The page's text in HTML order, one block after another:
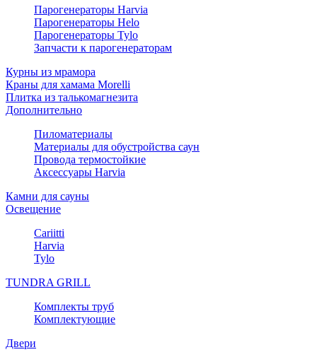
Парогенераторы Harvia
Парогенераторы Helo
Парогенераторы Tylo
Запчасти к парогенераторам
Курны из мрамора
Краны для хамама Morelli
Плитка из талькомагнезита
Дополнительно
Пиломатериалы
Материалы для обустройства саун
Провода термостойкие
Аксессуары Harvia
Камни для сауны
Освещение
Cariitti
Harvia
Tylo
TUNDRA GRILL
Комплекты труб
Комплектующие
Двери